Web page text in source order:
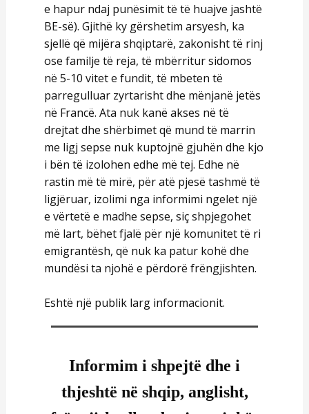
e hapur ndaj punësimit të të huajve jashtë
BE-së). Gjithë ky gërshetim arsyesh, ka
sjellë që mijëra shqiptarë, zakonisht të rinj
ose familje të reja, të mbërritur sidomos
në 5-10 vitet e fundit, të mbeten të
parregulluar zyrtarisht dhe mënjanë jetës
në Francë. Ata nuk kanë akses në të
drejtat dhe shërbimet që mund të marrin
me ligj sepse nuk kuptojnë gjuhën dhe kjo
i bën të izolohen edhe më tej. Edhe në
rastin më të mirë, për atë pjesë tashmë të
ligjëruar, izolimi nga informimi ngelet një
e vërtetë e madhe sepse, siç shpjegohet
më lart, bëhet fjalë për një komunitet të ri
emigrantësh, që nuk ka patur kohë dhe
mundësi ta njohë e përdorë frëngjishten.
Eshtë një publik larg informacionit.
Informim i shpejtë dhe i
thjeshtë në shqip, anglisht,